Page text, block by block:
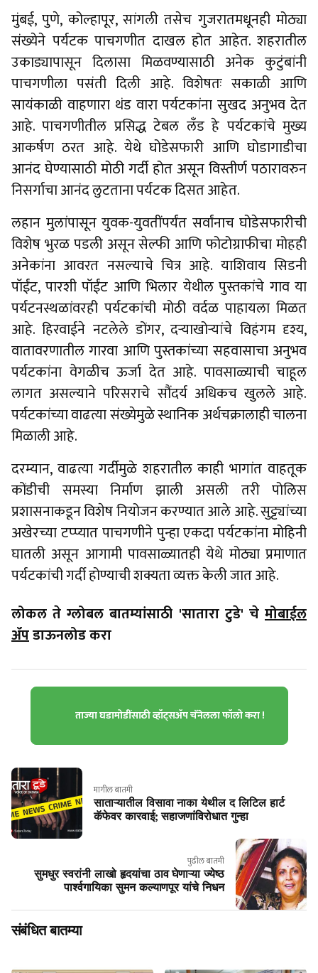
मुंबई, पुणे, कोल्हापूर, सांगली तसेच गुजरातमधूनही मोठ्या
संख्येने पर्यटक पाचगणीत दाखल होत आहेत. शहरातील
उकाड्यापासून दिलासा मिळवण्यासाठी अनेक कुटुंबांनी
पाचगणीला पसंती दिली आहे. विशेषतः सकाळी आणि
सायंकाळी वाहणारा थंड वारा पर्यटकांना सुखद अनुभव देत
आहे. पाचगणीतील प्रसिद्ध टेबल लँड हे पर्यटकांचे मुख्य
आकर्षण ठरत आहे. येथे घोडेसफारी आणि घोडागाडीचा
आनंद घेण्यासाठी मोठी गर्दी होत असून विस्तीर्ण पठारावरुन
निसर्गाचा आनंद लुटताना पर्यटक दिसत आहेत.
लहान मुलांपासून युवक-युवतींपर्यंत सर्वांनाच घोडेसफारीची
विशेष भुरळ पडली असून सेल्फी आणि फोटोग्राफीचा मोहही
अनेकांना आवरत नसल्याचे चित्र आहे. याशिवाय सिडनी
पॉईंट, पारशी पॉईंट आणि भिलार येथील पुस्तकांचे गाव या
पर्यटनस्थळांवरही पर्यटकांची मोठी वर्दळ पाहायला मिळत
आहे. हिरवाईने नटलेले डोंगर, दऱ्याखोऱ्यांचे विहंगम दृश्य,
वातावरणातील गारवा आणि पुस्तकांच्या सहवासाचा अनुभव
पर्यटकांना वेगळीच ऊर्जा देत आहे. पावसाळ्याची चाहूल
लागत असल्याने परिसराचे सौंदर्य अधिकच खुलले आहे.
पर्यटकांच्या वाढत्या संख्येमुळे स्थानिक अर्थचक्रालाही चालना
मिळाली आहे.
दरम्यान, वाढत्या गर्दीमुळे शहरातील काही भागांत वाहतूक
कोंडीची समस्या निर्माण झाली असली तरी पोलिस
प्रशासनाकडून विशेष नियोजन करण्यात आले आहे. सुट्ट्यांच्या
अखेरच्या टप्प्यात पाचगणीने पुन्हा एकदा पर्यटकांना मोहिनी
घातली असून आगामी पावसाळ्यातही येथे मोठ्या प्रमाणात
पर्यटकांची गर्दी होण्याची शक्यता व्यक्त केली जात आहे.
लोकल ते ग्लोबल बातम्यांसाठी 'सातारा टुडे' चे मोबाईल
ॲपडाऊनलोड करा
ताज्या घडामोडींसाठी व्हॉट्सॲप चॅनेलला फॉलो करा !
मागील बातमी
साताऱ्यातील विसावा नाका येथील द लिटिल हार्ट
कॅफेवर कारवाई; सहाजणांविरोधात गुन्हा
पुढील बातमी
सुमधुर स्वरांनी लाखो हृदयांचा ठाव घेणाऱ्या ज्येष्ठ
पार्श्वगायिका सुमन कल्याणपूर यांचे निधन
संबंधित बातम्या